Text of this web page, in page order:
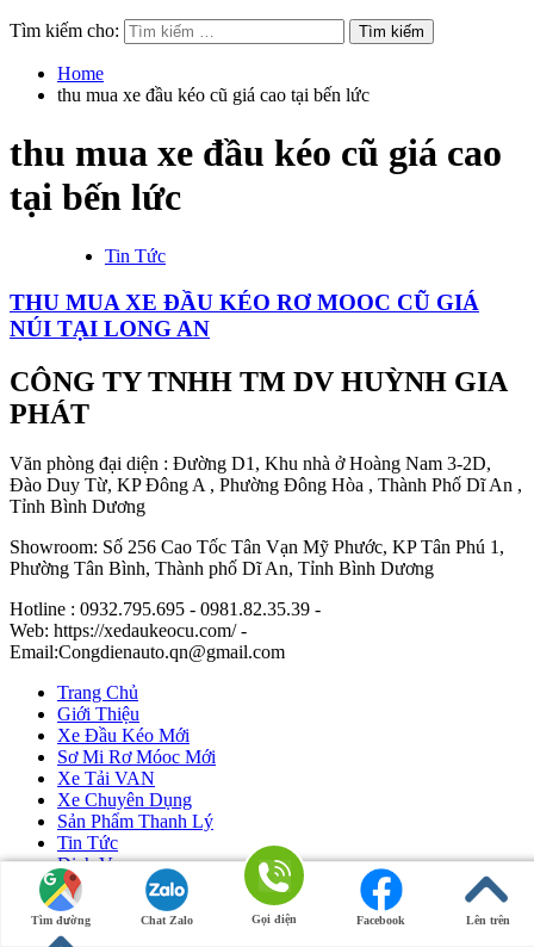
Tìm kiếm cho:
Home
thu mua xe đầu kéo cũ giá cao tại bến lức
thu mua xe đầu kéo cũ giá cao
tại bến lức
Tin Tức
THU MUA XE ĐẦU KÉO RƠ MOOC CŨ GIÁ
NÚI TẠI LONG AN
CÔNG TY TNHH TM DV HUỲNH GIA
PHÁT
Văn phòng đại diện : Đường D1, Khu nhà ở Hoàng Nam 3-2D,
Đào Duy Từ, KP Đông A , Phường Đông Hòa , Thành Phố Dĩ An ,
Tỉnh Bình Dương
Showroom: Số 256 Cao Tốc Tân Vạn Mỹ Phước, KP Tân Phú 1,
Phường Tân Bình, Thành phố Dĩ An, Tỉnh Bình Dương
Hotline : 0932.795.695 - 0981.82.35.39 -
Web: https://xedaukeocu.com/ -
Email:Congdienauto.qn@gmail.com
Tìm đường Chat Zalo Gọi điện Facebook Lên trên
Trang Chủ
Giới Thiệu
Xe Đầu Kéo Mới
Sơ Mi Rơ Móoc Mới
Xe Tải VAN
Xe Chuyên Dụng
Sản Phẩm Thanh Lý
Tin Tức
Dịch Vụ
Liên Hệ
Ô Tô Huỳnh Gia Phát|Xe Đầu Kéo Mỹ by Huỳnh Gia Phát.